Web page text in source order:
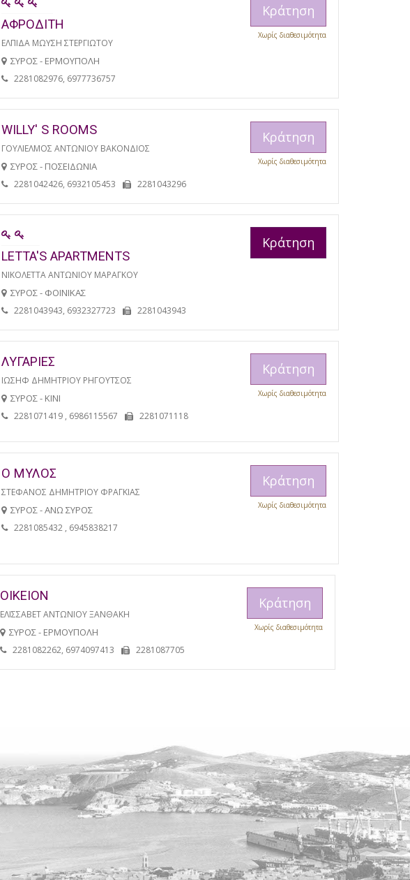
ΑΦΡΟΔΙΤΗ
ΕΛΠΙΔΑ ΜΩΥΣΗ ΣΤΕΡΓΙΩΤΟΥ
ΣΥΡΟΣ - ΕΡΜΟΥΠΟΛΗ
2281082976, 6977736757
Κράτηση
Χωρίς διαθεσιμότητα
WILLY' S ROOMS
ΓΟΥΛΙΕΛΜΟΣ ΑΝΤΩΝΙΟΥ ΒΑΚΟΝΔΙΟΣ
ΣΥΡΟΣ - ΠΟΣΕΙΔΩΝΙΑ
2281042426, 6932105453 2281043296
Κράτηση
Χωρίς διαθεσιμότητα
LETTA'S APARTMENTS
ΝΙΚΟΛΕΤΤΑ ΑΝΤΩΝΙΟΥ ΜΑΡΑΓΚΟΥ
ΣΥΡΟΣ - ΦΟΙΝΙΚΑΣ
2281043943, 6932327723 2281043943
Κράτηση
ΛΥΓΑΡΙΕΣ
ΙΩΣΗΦ ΔΗΜΗΤΡΙΟΥ ΡΗΓΟΥΤΣΟΣ
ΣΥΡΟΣ - ΚΙΝΙ
2281071419 , 6986115567 2281071118
Κράτηση
Χωρίς διαθεσιμότητα
Ο ΜΥΛΟΣ
ΣΤΕΦΑΝΟΣ ΔΗΜΗΤΡΙΟΥ ΦΡΑΓΚΙΑΣ
ΣΥΡΟΣ - ΑΝΩ ΣΥΡΟΣ
2281085432 , 6945838217
Κράτηση
Χωρίς διαθεσιμότητα
ΟΙΚΕΙΟΝ
ΕΛΙΣΣΑΒΕΤ ΑΝΤΩΝΙΟΥ ΞΑΝΘΑΚΗ
ΣΥΡΟΣ - ΕΡΜΟΥΠΟΛΗ
2281082262, 6974097413 2281087705
Κράτηση
Χωρίς διαθεσιμότητα